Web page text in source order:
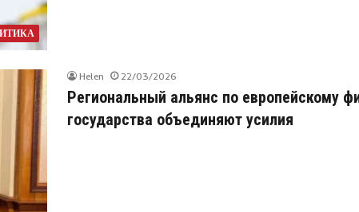
Helen 22/03/2026
Региональный альянс по европейскому
государства объединяют усилия